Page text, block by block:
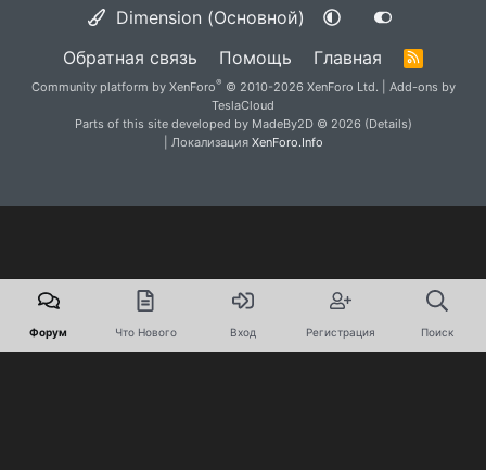
Dimension (Основной)
Обратная связь
Помощь Главная
R
S
Community platform by XenForo® © 2010-2026 XenForo Ltd.
Add-ons by
TeslaCloud
Parts of this site developed by MadeBy2D © 2026 (Details)
| Локализация XenForo.Info
Форум Что Нового Вход Регистрация Поиск